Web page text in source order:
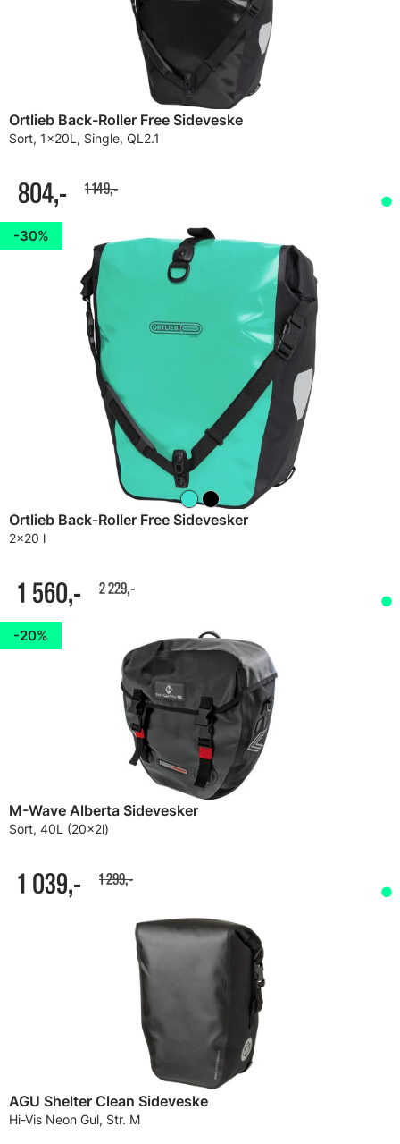
Ortlieb Back-Roller Free Sideveske
Sort, 1x20L, Single, QL2.1
804,- 1 149,-
30%
Ortlieb Back-Roller Free Sidevesker
2x20 l
1 560,- 2 229,-
20%
M-Wave Alberta Sidevesker
Sort, 40L (20x2l)
1 039,- 1 299,-
AGU Shelter Clean Sideveske
Hi-Vis Neon Gul, Str. M